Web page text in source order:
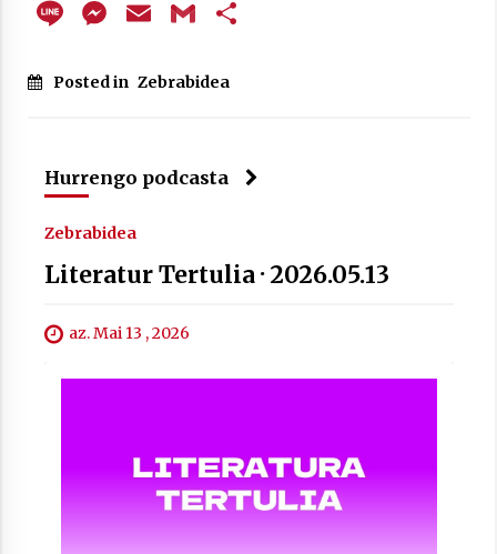
2021/07/03
2021/07/01
LineMessenger
EmailGmail
Posted in Zebrabidea
Hurrengo podcasta
Zebrabidea
Literatur Tertulia · 2026.05.13
az. Mai 13 , 2026